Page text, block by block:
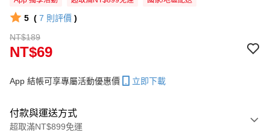
5 ( 7 則評價 )
NT$189
NT$69
App 結帳可享專屬活動優惠價 立即下載
付款與運送方式
超取滿NT$899免運